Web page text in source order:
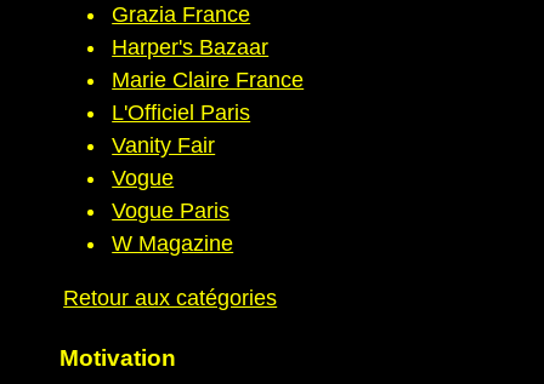
Grazia France
Harper's Bazaar
Marie Claire France
L'Officiel Paris
Vanity Fair
Vogue
Vogue Paris
W Magazine
Retour aux catégories
Motivation